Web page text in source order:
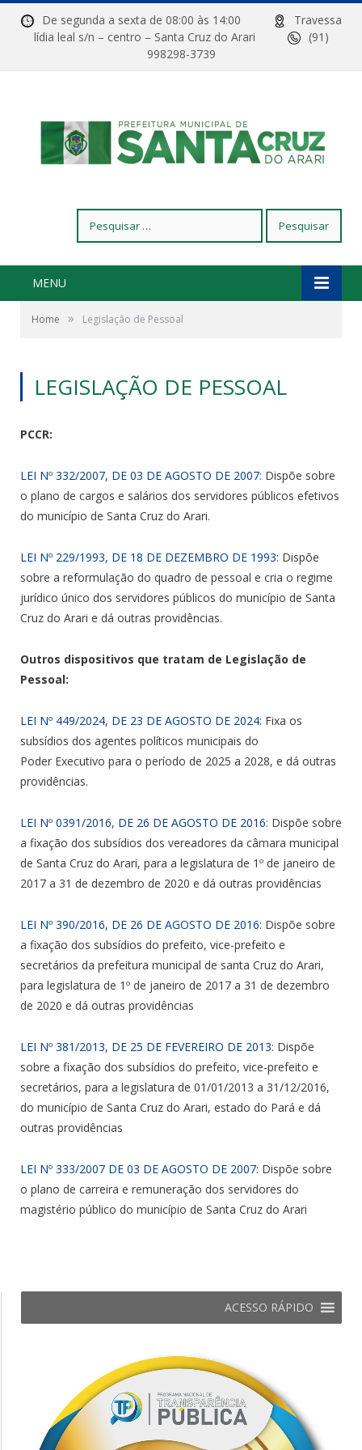
De segunda a sexta de 08:00 às 14:00
Travessa
lídia leal s/n – centro – Santa Cruz do Arari
(91)
998298-3739
por:
MENU
Home » Legislação de Pessoal
LEGISLAÇÃO DE PESSOAL
PCCR:
LEI Nº 332/2007, DE 03 DE AGOSTO DE 2007: Dispõe sobre
o plano de cargos e salários dos servidores públicos efetivos
do município de Santa Cruz do Arari.
LEI Nº 229/1993, DE 18 DE DEZEMBRO DE 1993: Dispõe
sobre a reformulação do quadro de pessoal e cria o regime
jurídico único dos servidores públicos do município de Santa
Cruz do Arari e dá outras providências.
Outros dispositivos que tratam de Legislação de
Pessoal:
LEI Nº 449/2024, DE 23 DE AGOSTO DE 2024: Fixa os
subsídios dos agentes políticos municipais do
Poder Executivo para o período de 2025 a 2028, e dá outras
providências.
LEI Nº 0391/2016, DE 26 DE AGOSTO DE 2016: Dispõe sobre
a fixação dos subsídios dos vereadores da câmara municipal
de Santa Cruz do Arari, para a legislatura de 1º de janeiro de
2017 a 31 de dezembro de 2020 e dá outras providências
LEI Nº 390/2016, DE 26 DE AGOSTO DE 2016: Dispõe sobre
a fixação dos subsídios do prefeito, vice-prefeito e
secretários da prefeitura municipal de santa Cruz do Arari,
para legislatura de 1º de janeiro de 2017 a 31 de dezembro
de 2020 e dá outras providências
LEI Nº 381/2013, DE 25 DE FEVEREIRO DE 2013: Dispõe
sobre a fixação dos subsídios do prefeito, vice-prefeito e
secretários, para a legislatura de 01/01/2013 a 31/12/2016,
do município de Santa Cruz do Arari, estado do Pará e dá
outras providências
LEI Nº 333/2007 DE 03 DE AGOSTO DE 2007: Dispõe sobre
o plano de carreira e remuneração dos servidores do
magistério público do município de Santa Cruz do Arari
ACESSO RÁPIDO